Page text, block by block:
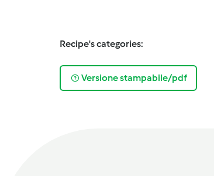
Recipe's categories:
Versione stampabile/pdf